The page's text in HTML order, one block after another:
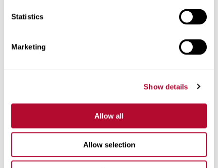
Statistics
Marketing
Show details
Allow all
Allow selection